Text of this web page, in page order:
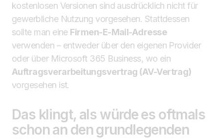
kostenlosen Versionen sind ausdrücklich nicht für
gewerbliche Nutzung vorgesehen. Stattdessen
sollte man eine Firmen-E-Mail-Adresse
verwenden – entweder über den eigenen Provider
oder über Microsoft 365 Business, wo ein
Auftragsverarbeitungsvertrag (AV-Vertrag)
vorgesehen ist.
Das klingt, als würde es oftmals
schon an den grundlegenden